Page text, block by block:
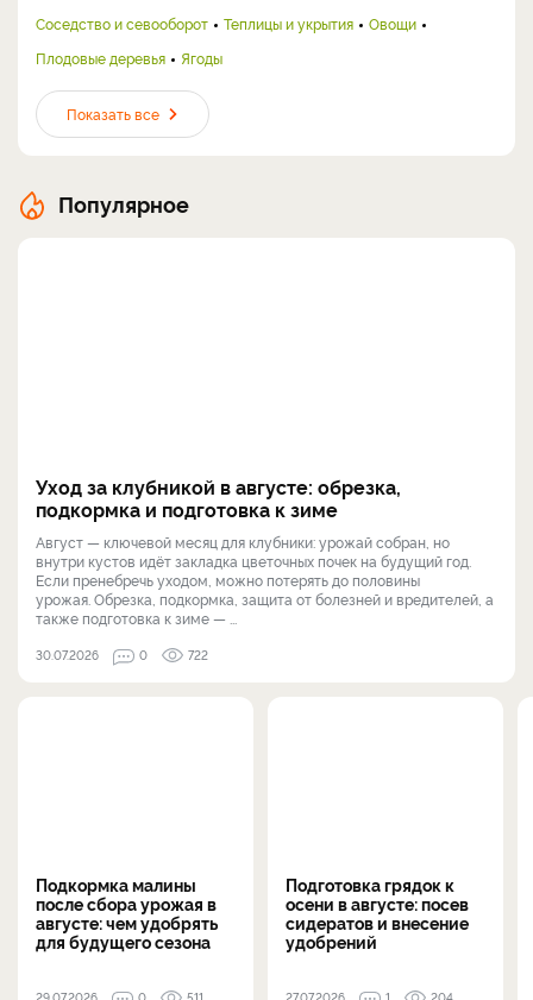
Соседство и севооборот
Теплицы и укрытия
Овощи
Плодовые деревья
Ягоды
Показать все
Популярное
Уход за клубникой в августе: обрезка,
подкормка и подготовка к зиме
Август — ключевой месяц для клубники: урожай собран, но
внутри кустов идёт закладка цветочных почек на будущий год.
Если пренебречь уходом, можно потерять до половины
урожая. Обрезка, подкормка, защита от болезней и вредителей, а
также подготовка к зиме — ...
30.07.2026 0 722
Подкормка малины
после сбора урожая в
августе: чем удобрять
для будущего сезона
Подготовка грядок к
осени в августе: посев
сидератов и внесение
удобрений